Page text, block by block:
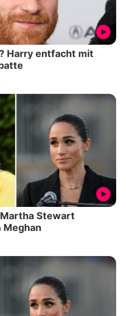
Harry entfacht mit
Stewart